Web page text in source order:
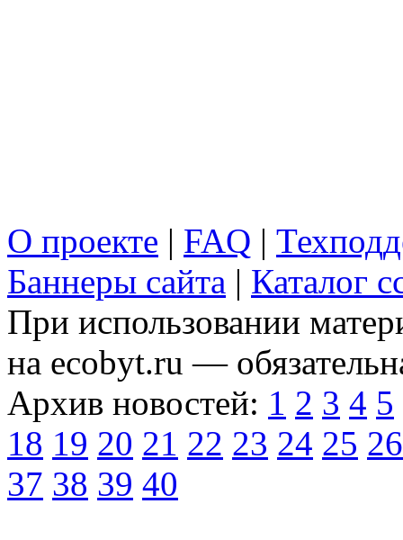
О проекте | FAQ |
Баннеры сайта | Каталог
При использовании
на ecobyt.ru —
Архив новостей: 1 2 3 4 5
18 19 20 21 22 23 24 25 26
37 38 39 40